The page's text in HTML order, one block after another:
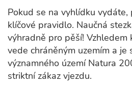
Pokud se na vyhlídku
klíčové pravidlo. Naučná
výhradně pro pěší! Vzhledem
vede chráněným uzemím a je
významného území Natura
striktní zákaz vjezdu.